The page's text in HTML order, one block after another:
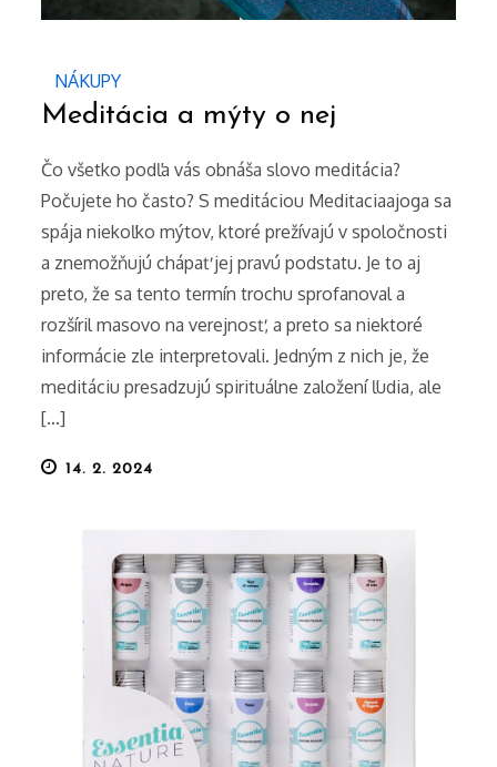
NÁKUPY
Meditácia a mýty o nej
Čo všetko podľa vás obnáša slovo meditácia?
Počujete ho často? S meditáciou Meditaciaajoga sa
spája niekoľko mýtov, ktoré prežívajú v spoločnosti
a znemožňujú chápať jej pravú podstatu. Je to aj
preto, že sa tento termín trochu sprofanoval a
rozšíril masovo na verejnosť, a preto sa niektoré
informácie zle interpretovali. Jedným z nich je, že
meditáciu presadzujú spirituálne založení ľudia, ale
[…]
Posted
14. 2. 2024